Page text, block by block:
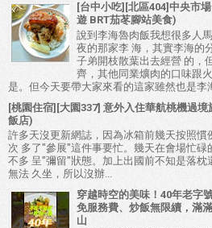
[台中小吃][北區404]中央市
遊 BRT茄苳腳站美食)
說到李海魯肉飯我想很多人
夜的那家李 海，其實李海的
子弟開枝散葉出去經營 的，
齊，其他同業爌肉的口味跟
是。但今天要帶大家來看的這家雖然也是李
[桃園住宿][大園337] 意外入住華航桃機過境
飯店)
許多天沒更新網誌，因為冰箱前幾天按照慣
次 多了"參展"這件事要忙。幾天在會場忙
不多 呈"彌留"狀態。加上出國前不知是落
無法 久坐，所以沒辦...
穿越時空的美味！40年老字
免服務費、炒飯無限續，滿
山